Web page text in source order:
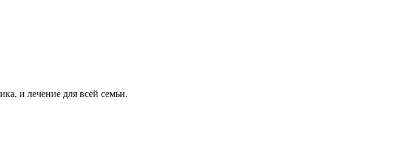
и лечение для всей семьи.